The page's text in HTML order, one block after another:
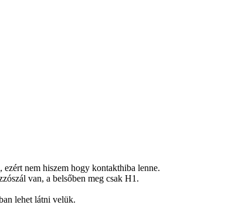
ezért nem hiszem hogy kontakthiba lenne.
van, a belsőben meg csak H1.
lehet látni velük.